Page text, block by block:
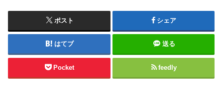
ポスト シェア
はてブ 送る
Pocket feedly